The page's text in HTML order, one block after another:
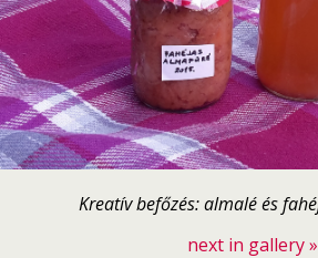
Kreatív befőzés: almalé és
next in gallery »